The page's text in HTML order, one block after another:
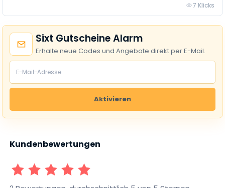
7 Klicks
Sixt Gutscheine Alarm
Erhalte neue Codes und Angebote direkt per E-Mail.
Aktivieren
Kundenbewertungen
1 Sterne2 Sterne3 Sterne4 Sterne5 Sterne